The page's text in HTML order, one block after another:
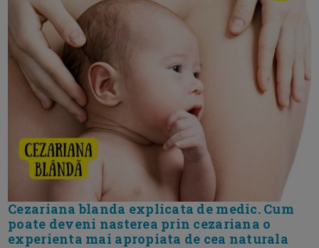
Cezariana blanda explicata de medic. Cum
poate deveni nasterea prin cezariana o
experienta mai apropiata de cea naturala